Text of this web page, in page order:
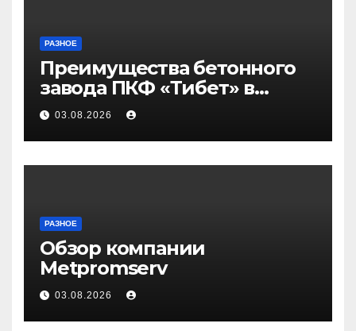
РАЗНОЕ
Преимущества бетонного
завода ПКФ «Тибет» в
Волгограде и Волжском
03.08.2026
РАЗНОЕ
Обзор компании
Metpromserv
03.08.2026